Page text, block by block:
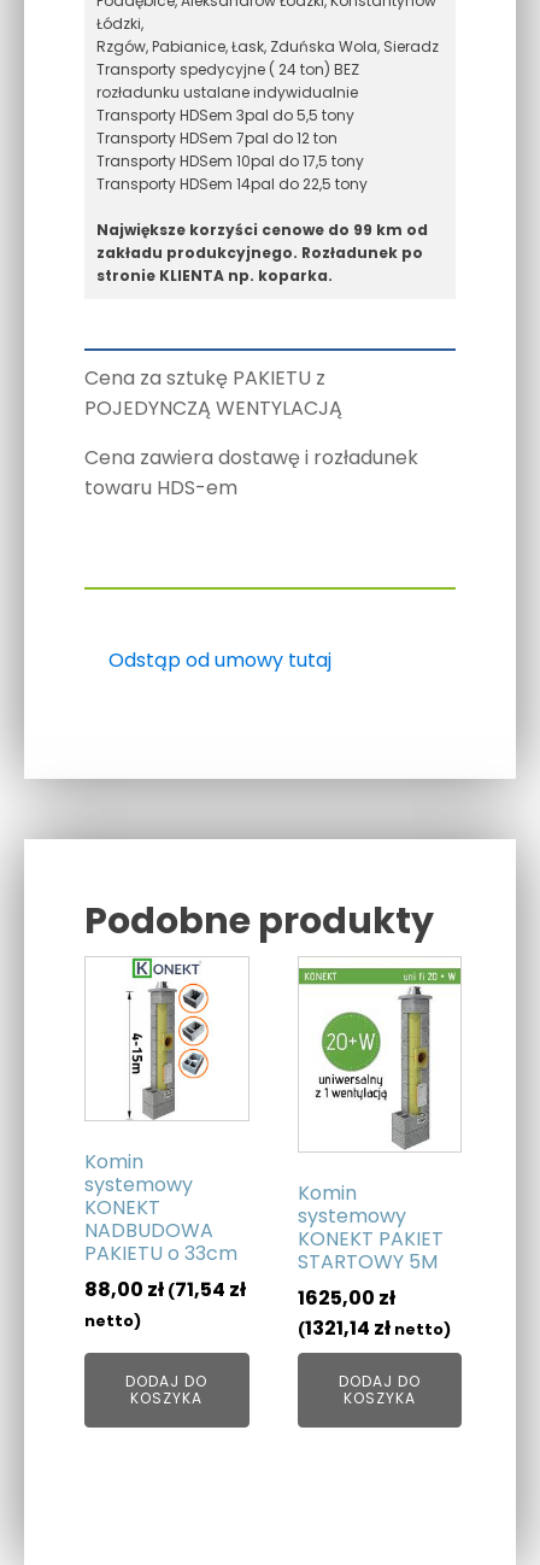
Łódzki,
Rzgów, Pabianice, Łask, Zduńska Wola, Sieradz
Transporty spedycyjne ( 24 ton) BEZ
rozładunku ustalane indywidualnie
Transporty HDSem 3pal do 5,5 tony
Transporty HDSem 7pal do 12 ton
Transporty HDSem 10pal do 17,5 tony
Transporty HDSem 14pal do 22,5 tony
Największe korzyści cenowe do 99 km od
zakładu produkcyjnego. Rozładunek po
stronie KLIENTA np. koparka.
Cena za sztukę PAKIETU z
POJEDYNCZĄ WENTYLACJĄ
Cena zawiera dostawę i rozładunek
towaru HDS-em
Odstąp od umowy tutaj
Podobne produkty
Komin
systemowy
KONEKT
NADBUDOWA
PAKIETU o 33cm
88,00 zł (71,54 zł
netto)
DODAJ DO
KOSZYKA
Komin
systemowy
KONEKT PAKIET
STARTOWY 5M
1625,00 zł
(1321,14 złnetto)
DODAJ DO
KOSZYKA